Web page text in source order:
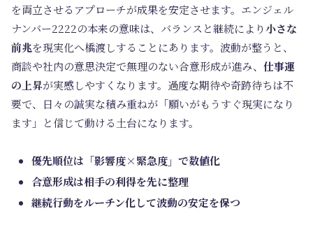
を両立させるアプローチが成果を安定させます。エンジェル
ナンバー2222の本来の意味は、バランスと継続により小さな
前兆を現実化へ橋渡しすることにあります。波動が整うと、
商談や社内の意思決定で無理のない合意形成が進み、 仕事運
の上昇が実感しやすくなります。過度な期待や奇跡待ちは不
要で、日々の誠実な積み重ねが「願いがもうすぐ現実になり
ます」と信じて動ける土台になります。
優先順位は「影響度×緊急度」で数値化
合意形成は相手の利得を先に整理
継続行動をルーチン化して波動の安定を保つ